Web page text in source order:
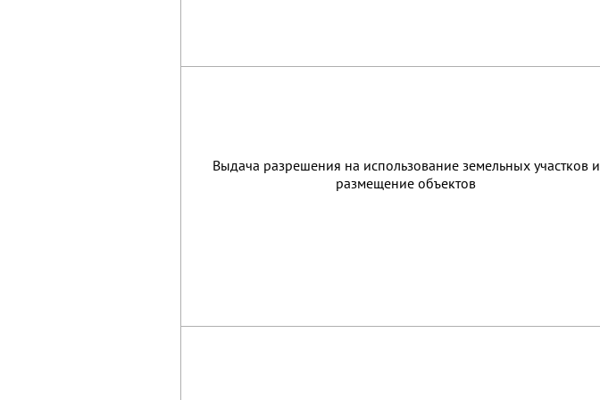
Выдача разрешения на использование земельных участков и
размещение объектов